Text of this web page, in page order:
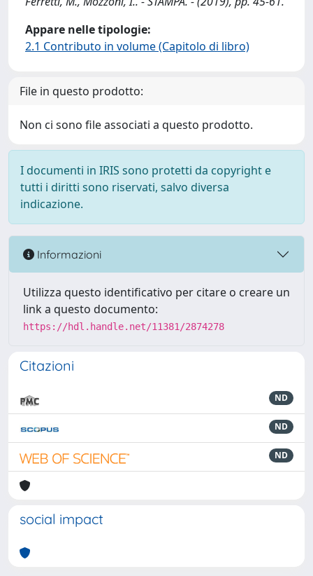
Appare nelle tipologie:
2.1 Contributo in volume (Capitolo di libro)
File in questo prodotto:
Non ci sono file associati a questo prodotto.
I documenti in IRIS sono protetti da copyright e
tutti i diritti sono riservati, salvo diversa
indicazione.
Informazioni
Utilizza questo identificativo per citare o creare un
link a questo documento:
https://hdl.handle.net/11381/2874278
Citazioni
ND
ND
ND
social impact